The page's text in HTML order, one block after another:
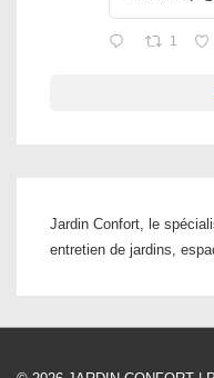
1
Jardin Confort, le
entretien de jardins,